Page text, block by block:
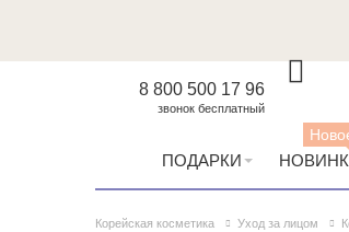
8 800 500 17 96
звонок бесплатный
ПОДАРКИ
Корейская косметика Уход за лицом